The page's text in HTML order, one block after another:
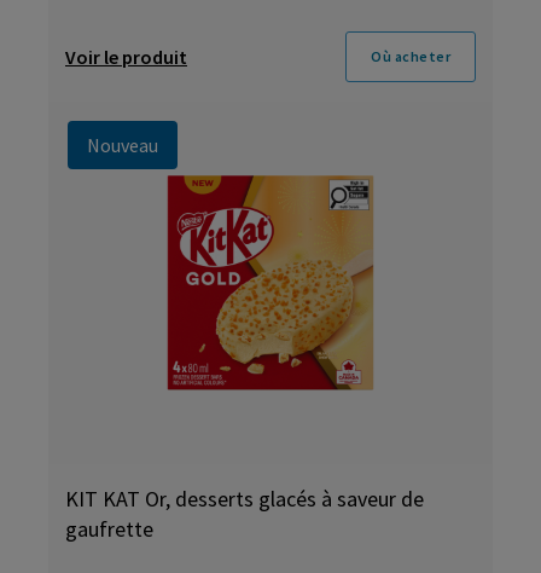
Voir le produit Où acheter
Nouveau
KIT KAT Or, desserts glacés à saveur de
gaufrette